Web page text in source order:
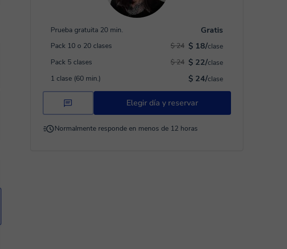
Prueba gratuita 20 min. Gratis
Pack 10 o 20 clases $ 18/clase
$ 24
Pack 5 clases
$ 22/clase
$ 24
1 clase (60 min.)
$ 24/clase
Elegir día y reservar
Normalmente responde en menos de 12 horas